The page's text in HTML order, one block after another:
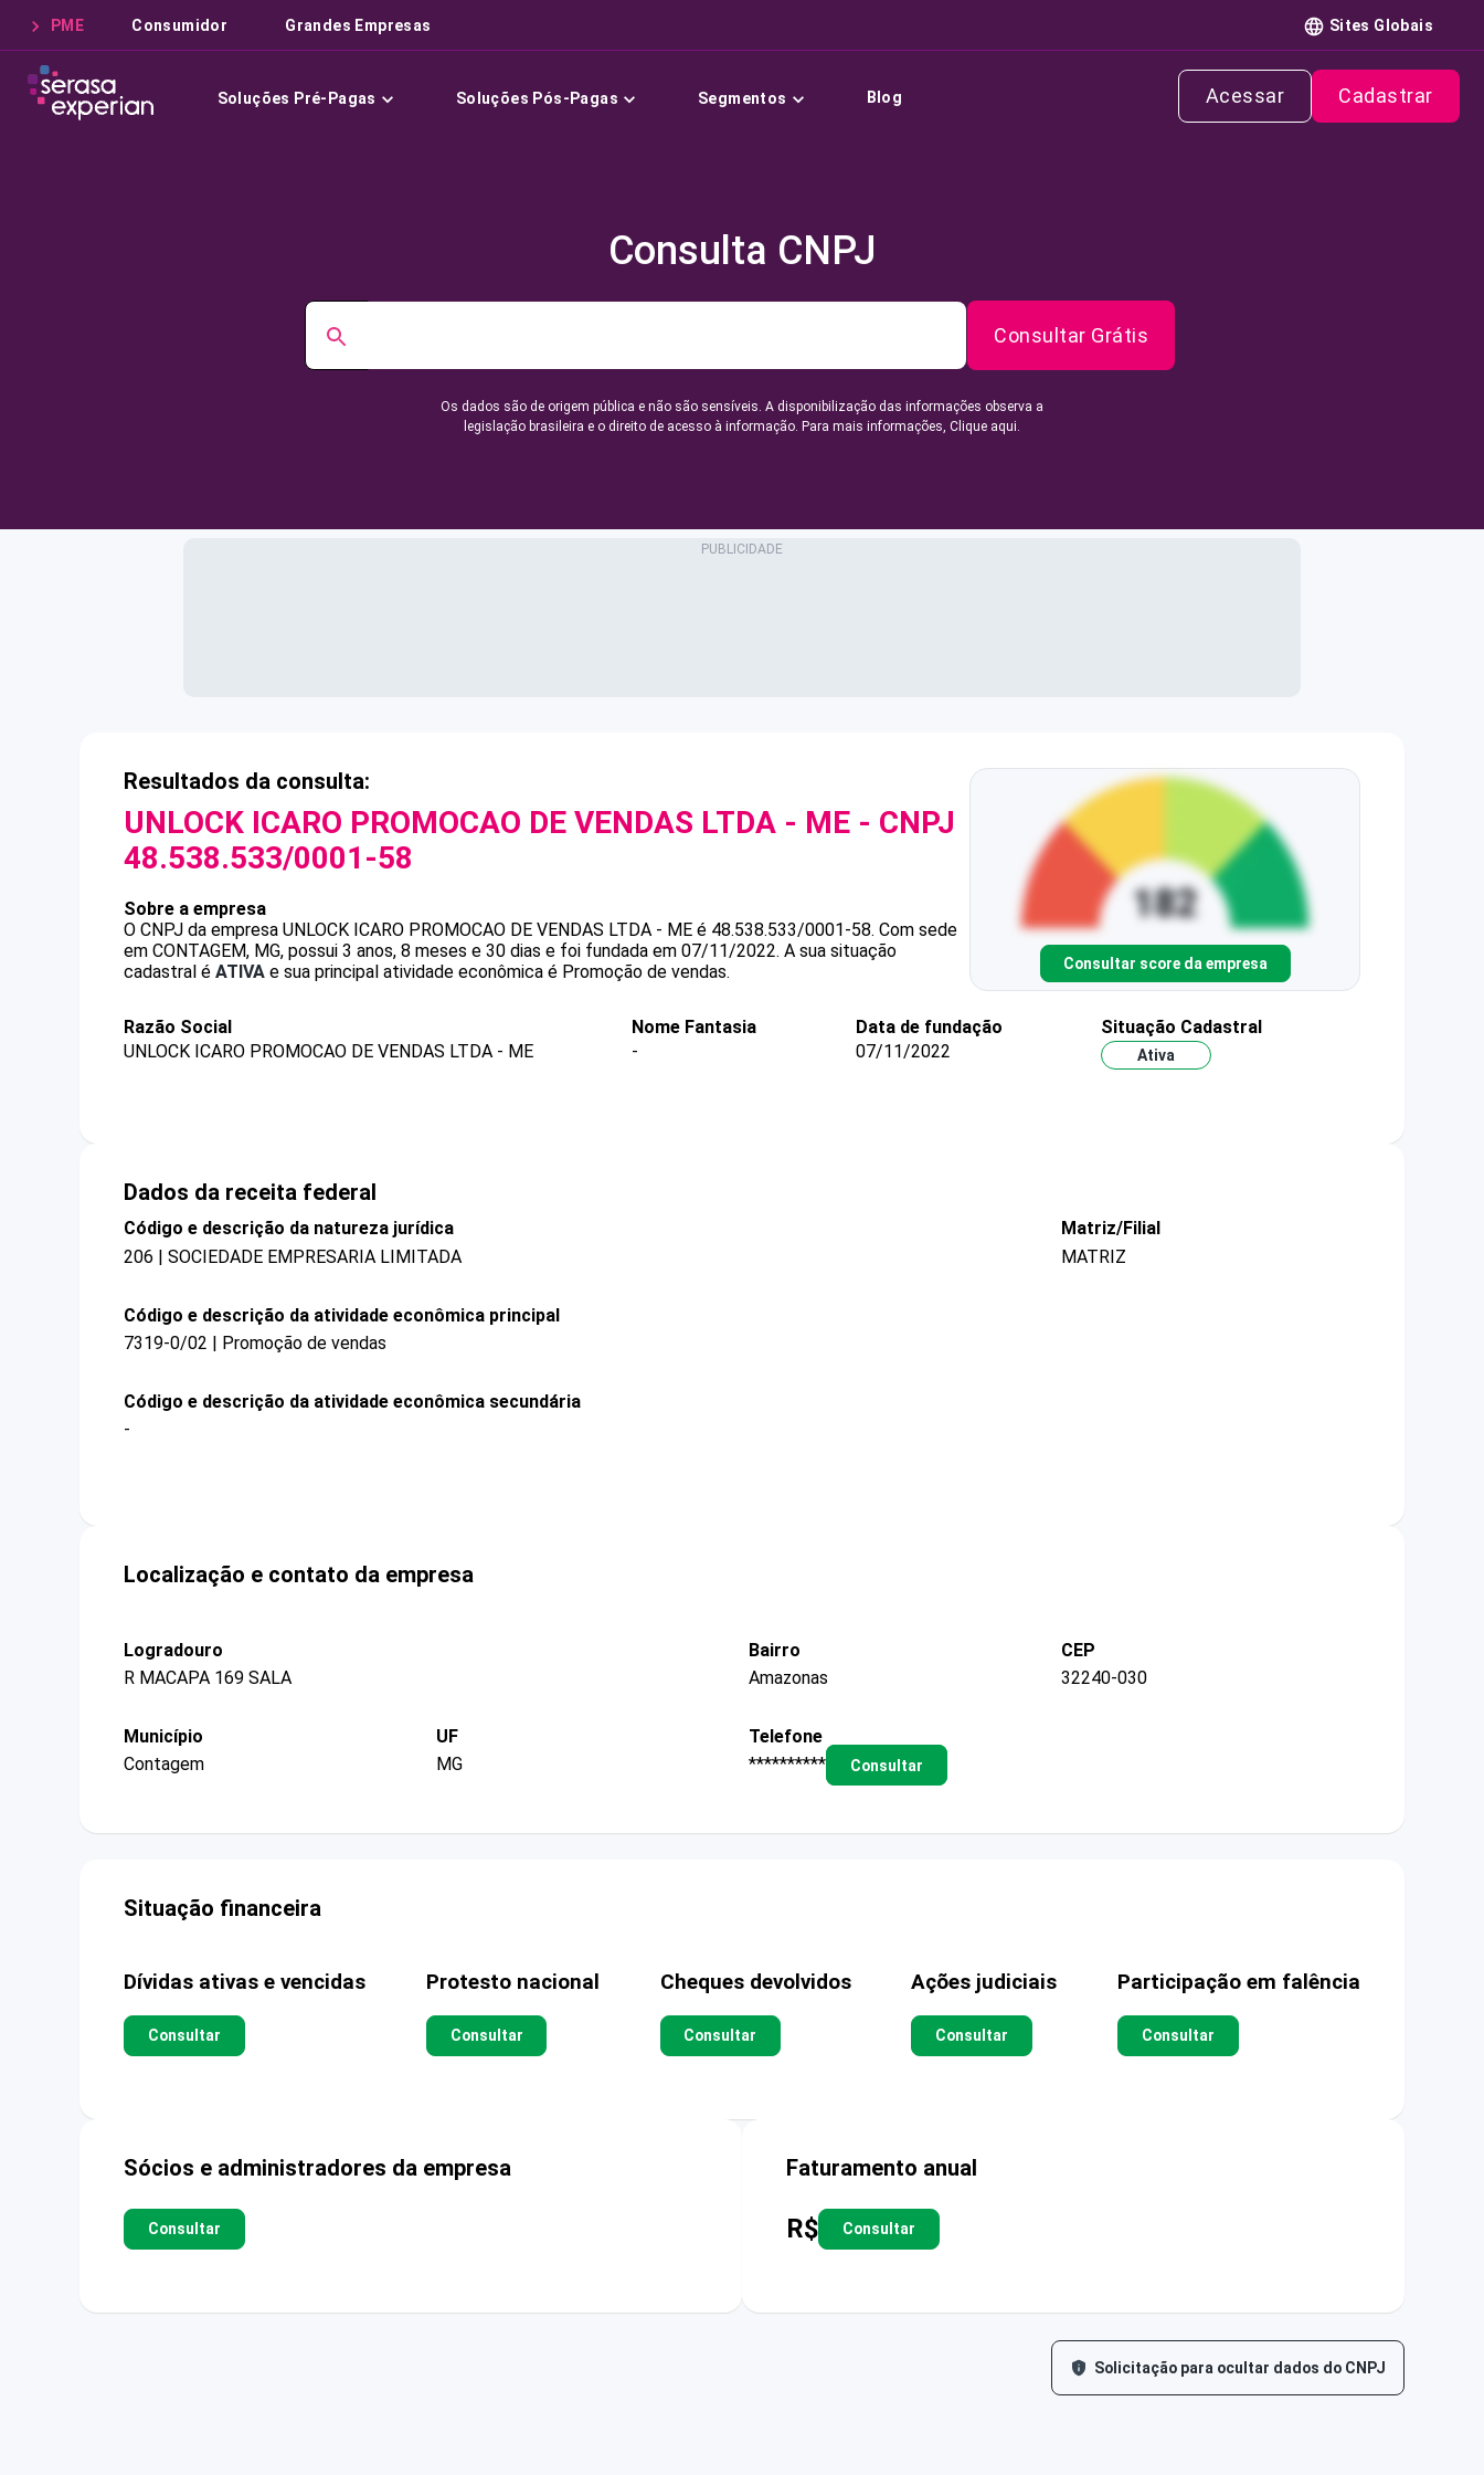
PME Consumidor Grandes Empresas Sites Globais
Soluções Pré-Pagas Soluções Pós-Pagas Segmentos Blog Acessar Cadastrar
Consulta CNPJ
Consultar Grátis
Os dados são de origem pública e não são sensíveis. A disponibilização das informações observa a
legislação brasileira e o direito de acesso à informação. Para mais informações, Clique aqui.
Resultados da consulta:
UNLOCK ICARO PROMOCAO DE VENDAS LTDA - ME - CNPJ
48.538.533/0001-58
Sobre a empresa
O CNPJ da empresa UNLOCK ICARO PROMOCAO DE VENDAS LTDA - ME é 48.538.533/0001-58. Com sede
em CONTAGEM, MG, possui 3 anos, 8 meses e 30 dias e foi fundada em 07/11/2022. A sua situação
cadastral é ATIVA e sua principal atividade econômica é Promoção de vendas. Consultar score da empresa
Razão Social
UNLOCK ICARO PROMOCAO DE VENDAS LTDA - ME
Nome Fantasia
-
Data de fundação
07/11/2022
Situação Cadastral
Ativa
Dados da receita federal
Código e descrição da natureza jurídica
206 | SOCIEDADE EMPRESARIA LIMITADA
Matriz/Filial
MATRIZ
Código e descrição da atividade econômica principal
7319-0/02 | Promoção de vendas
Código e descrição da atividade econômica secundária
-
Localização e contato da empresa
Logradouro
R MACAPA 169 SALA
Bairro
Amazonas
CEP
32240-030
Município
Contagem
UF
MG
Telefone
**********
Consultar
Situação financeira
Dívidas ativas e vencidas
Consultar
Protesto nacional
Consultar
Cheques devolvidos
Consultar
Ações judiciais
Consultar
Participação em falência
Consultar
Sócios e administradores da empresa
Consultar
Faturamento anual
R$ Consultar
Solicitação para ocultar dados do CNPJ